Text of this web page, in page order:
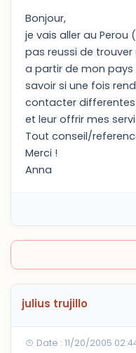
Bonjour,
je vais aller au Perou
pas reussi de
a partir de mon
savoir si une fois
contacter
et leur offrir mes
Tout conseil/
Merci !
Anna
julius trujillo
Date : 11/20/2005